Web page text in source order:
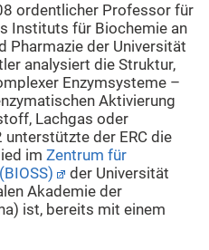
ordentlicher Professor für
Instituts für Biochemie an
Pharmazie der Universität
analysiert die Struktur,
Enzymsysteme –
Aktivierung
Lachgas oder
der ERC die
im Zentrum für
der Universität
Akademie der
ist, bereits mit einem